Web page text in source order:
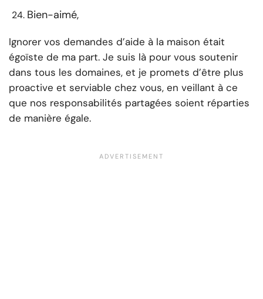
Bien-aimé,
Ignorer vos demandes d’aide à la maison était
égoïste de ma part. Je suis là pour vous soutenir
dans tous les domaines, et je promets d’être plus
proactive et serviable chez vous, en veillant à ce
que nos responsabilités partagées soient réparties
de manière égale.